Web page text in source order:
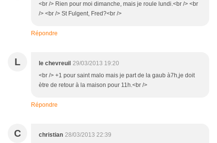
<br /> Rien pour moi dimanche, mais je roule lundi.<br /> <br
/> <br /> St Fulgent, Fred?<br />
Répondre
L le chevreuil 29/03/2013 19:20
<br /> +1 pour saint malo mais je part de la gaub à7h,je doit
ètre de retour à la maison pour 11h.<br />
Répondre
C christian 28/03/2013 22:39